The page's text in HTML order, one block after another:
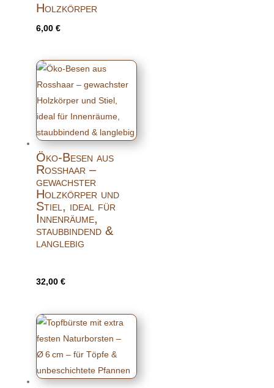
Holzkörper
6,00 €
Öko-Besen aus
Rosshaar –
gewachster
Holzkörper und
Stiel, ideal für
Innenräume,
staubbindend &
langlebig
32,00 €